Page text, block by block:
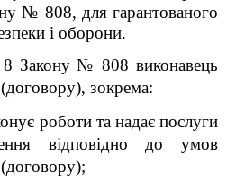
№ 808, для гарантованого
і оборони.
8 Закону № 808 виконавець
зокрема:
роботи та надає послуги
відповідно до умов